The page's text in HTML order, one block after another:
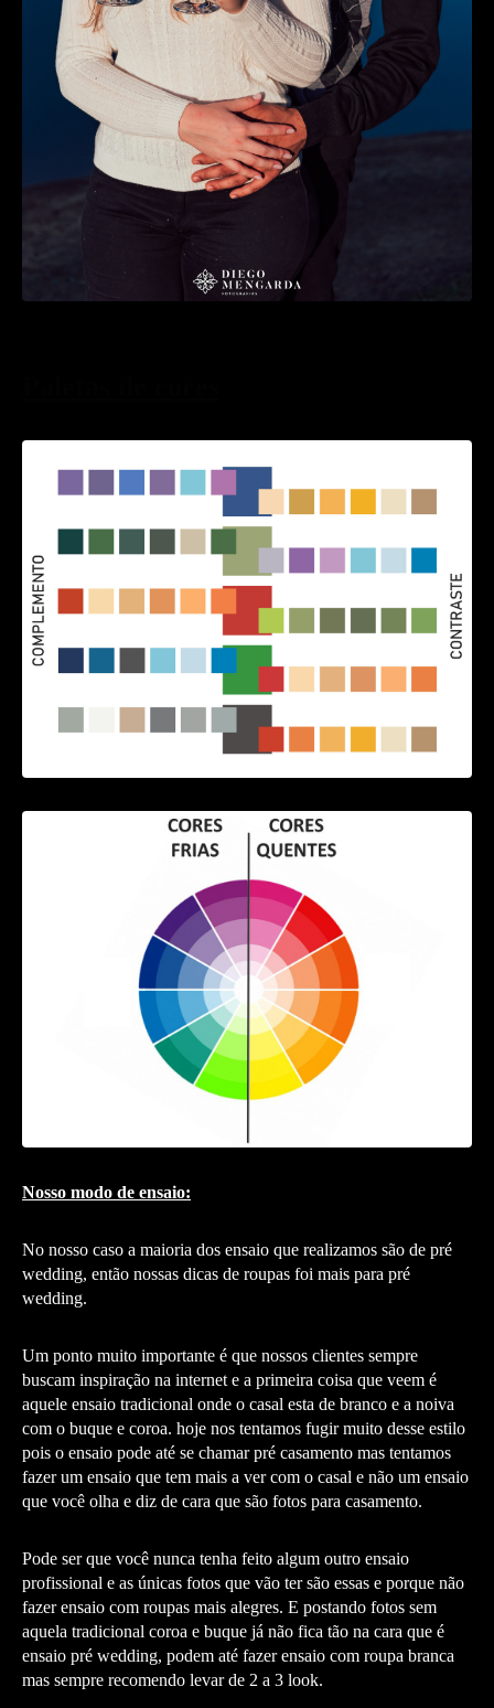
Nosso modo de ensaio:
No nosso caso a maioria dos ensaio que realizamos são de pré
wedding, então nossas dicas de roupas foi mais para pré
wedding.
Um ponto muito importante é que nossos clientes sempre
buscam inspiração na internet e a primeira coisa que veem é
aquele ensaio tradicional onde o casal esta de branco e a noiva
com o buque e coroa. hoje nos tentamos fugir muito desse estilo
pois o ensaio pode até se chamar pré casamento mas tentamos
fazer um ensaio que tem mais a ver com o casal e não um ensaio
que você olha e diz de cara que são fotos para casamento.
Pode ser que você nunca tenha feito algum outro ensaio
profissional e as únicas fotos que vão ter são essas e porque não
fazer ensaio com roupas mais alegres. E postando fotos sem
aquela tradicional coroa e buque já não fica tão na cara que é
ensaio pré wedding, podem até fazer ensaio com roupa branca
mas sempre recomendo levar de 2 a 3 look.